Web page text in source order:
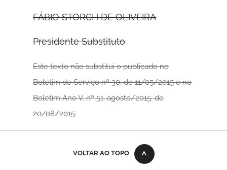
FÁBIO STORCH DE OLIVEIRA
Presidente Substituto
Este texto não substitui o publicado no
Boletim de Serviço nº 30, de 11/05/2015e no
Boletim Ano V, nº 51, agosto/2015, de
20/08/2015.
VOLTAR AO TOPO